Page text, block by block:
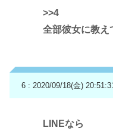
>>4
全部彼女に教え
6 : 2020/09/18(金)
LINEなら